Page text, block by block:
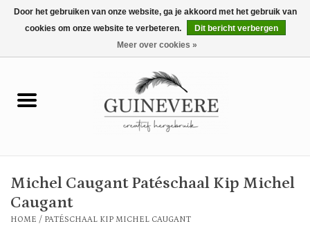
0 Artikelen - €0,00
Meubels
Tuin en buiten
Michel Caugant Patéschaal Kip Michel
Caugant
HOME / PATÉSCHAAL KIP MICHEL CAUGANT
Door het gebruiken van onze website, ga je akkoord met het gebruik van
cookies om onze website te verbeteren.
Dit bericht verbergen
Meer over cookies »